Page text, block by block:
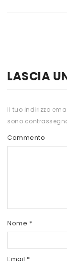
NAMED SPORT
NATIVA
NATURAL POINT
PRO ACTION
SCITEC
SEVEN NUTRITION
LASCIA
Il tuo indirizzo
sono
Commento
Nome *
Email *